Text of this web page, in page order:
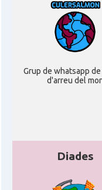
Grup de whatsapp
d'arreu del
Diades